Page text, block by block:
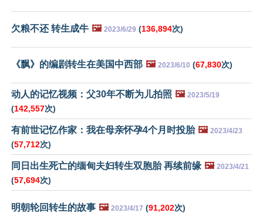
欠粮不还 转生成牛 🖼️ 2023/6/29 (136,894次)
《飘》的编剧转生在美国中西部 🖼️ 2023/6/10 (67,830次)
动人的记忆视频：父30年不断为儿拍照 🖼️ 2023/5/19
(142,557次)
有前世记忆作家：我在母亲怀孕4个月时投胎 🖼️ 2023/4/23
(57,712次)
同日出生死亡的缅甸夫妇转生双胞胎 再续前缘 🖼️ 2023/4/21
(57,694次)
明朝轮回转生的故事 🖼️ 2023/4/17 (91,202次)